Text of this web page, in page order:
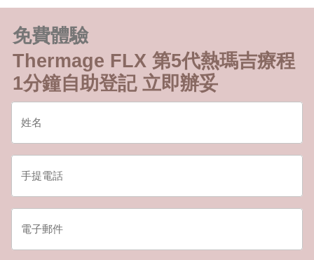
免費體驗
Thermage FLX 第5代熱瑪吉療程
1分鐘自助登記 立即辦妥